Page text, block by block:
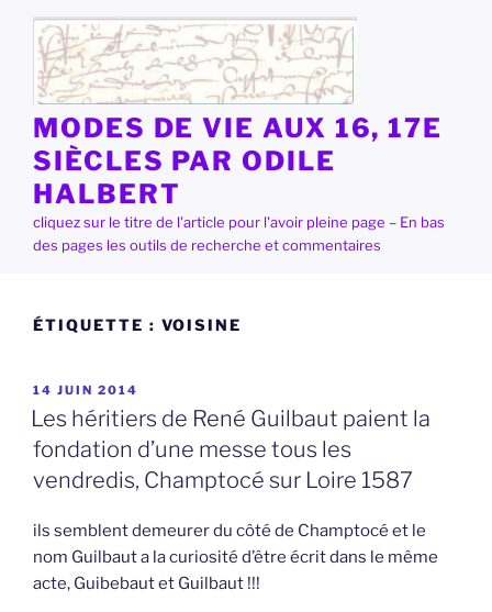
contenu
principal
MODES DE VIE AUX 16, 17E
SIÈCLES PAR ODILE
HALBERT
cliquez sur le titre de l'article pour l'avoir pleine page – En bas
des pages les outils de recherche et commentaires
ÉTIQUETTE : VOISINE
PUBLIÉ
LE
14 JUIN 2014
Les héritiers de René Guilbaut paient la
fondation d’une messe tous les
vendredis, Champtocé sur Loire 1587
ils semblent demeurer du côté de Champtocé et le
nom Guilbaut a la curiosité d’être écrit dans le même
acte, Guibebaut et Guilbaut !!!